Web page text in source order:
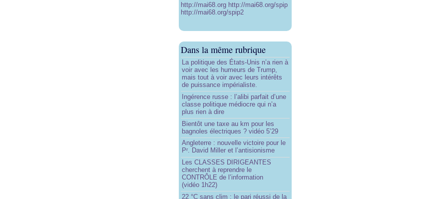
http://mai68.org http://mai68.org/spip
http://mai68.org/spip2
Dans la même rubrique
La politique des États-Unis n’a rien à
voir avec les humeurs de Trump,
mais tout à voir avec leurs intérêts
de puissance impérialiste.
Ingérence russe : l’alibi parfait d’une
classe politique médiocre qui n’a
plus rien à dire
Bientôt une taxe au km pour les
bagnoles électriques ? vidéo 5’29
Angleterre : nouvelle victoire pour le
Pr. David Miller et l’antisionisme
Les CLASSES DIRIGEANTES
cherchent à reprendre le
CONTRÔLE de l’information
(vidéo 1h22)
22 °C sans clim : le pari réussi de la